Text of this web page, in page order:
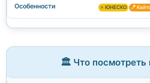
⭐ ЮНЕСКО 🪁
🏛️ Что посмотреть